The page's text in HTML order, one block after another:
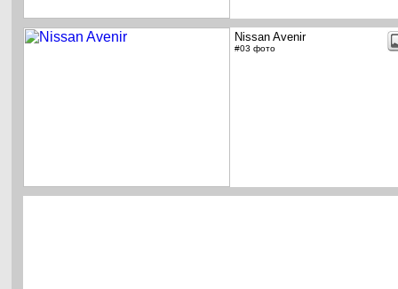
Nissan Avenir
#03 фото